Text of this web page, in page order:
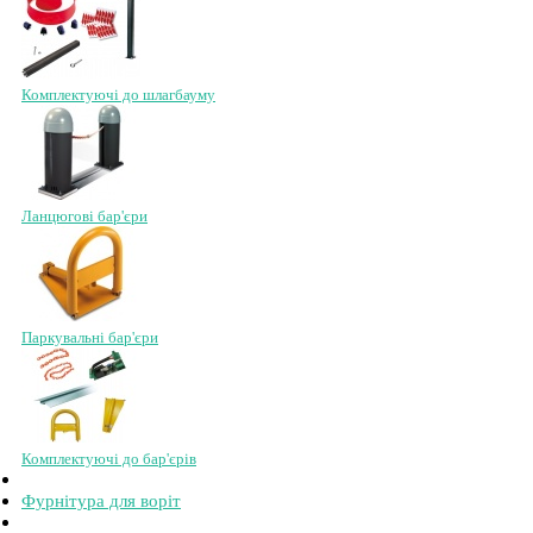
Комплектуючі до шлагбауму
Ланцюгові бар'єри
Паркувальні бар'єри
Комплектуючі до бар'єрів
Фурнітура для воріт